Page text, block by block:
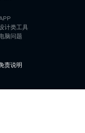
计类工具
脑问题
责说明